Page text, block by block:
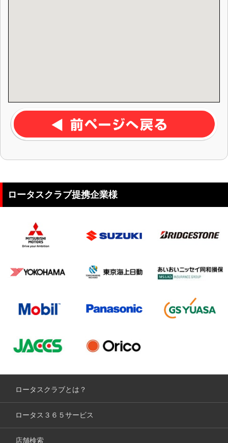
ロータスクラブ提携企業様
ロータスクラブとは？
ロータス３６５サービス
店舗検索